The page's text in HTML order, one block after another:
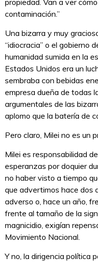
propiedad. Van a ver
contaminación.”
Una bizarra y muy
“idiocracia” o el gobierno
humanidad sumida en la
Estados Unidos era un
sembraba con bebidas
empresa dueña de todas
argumentales de las
aplomo que la batería de
Pero claro, Milei no es un
Milei es responsabilidad
esperanzas por doquier
no haber visto a tiempo
que advertimos hace dos
adverso o, hace un año,
frente al tamaño de la
magnicidio, exigían
Movimiento Nacional.
Y no, la dirigencia política